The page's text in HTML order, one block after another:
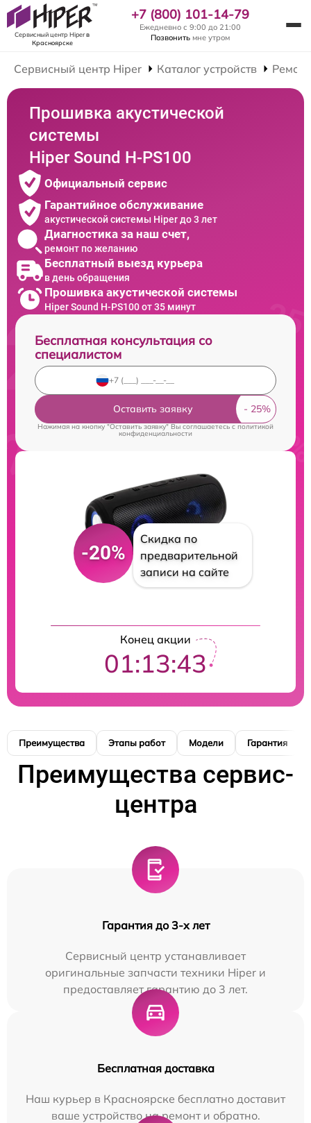
Сервисный центр Hiperв
Красноярске
+7 (800) 101-14-79
Ежедневно с 9:00 до 21:00
Позвонить мне утром
Сервисный центр Hiper Каталог устройств
Прошивка акустической
системы
Hiper Sound H-PS100
Официальный сервис
Гарантийное обслуживание
акустической системы Hiper до 3 лет
Диагностика за наш счет,
ремонт по желанию
Бесплатный выезд курьера
в день обращения
Прошивка акустической системы
Hiper Sound H-PS100 от 35 минут
Бесплатная консультация со
специалистом
Оставить заявку
Нажимая на кнопку "Оставить заявку" Вы соглашаетесь cполитикой
конфиденциальности
-20%
Скидка по
предварительной
записи на сайте
Конец акции
01:13:42
Преимущества Этапы работ Модели Гарантия
Преимущества сервис-
центра
Гарантия до 3-х лет
Сервисный центр устанавливает
оригинальные запчасти техники Hiper и
предоставляет гарантию до 3 лет.
Бесплатная доставка
Наш курьер в Красноярске бесплатно доставит
ваше устройство на ремонт и обратно.